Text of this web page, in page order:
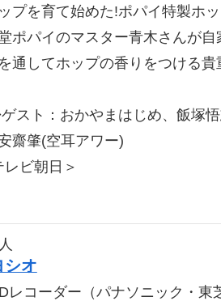
プを育て始めた!ポパイ特製ホ
ポパイのマスター青木さんが
通してホップの香りをつける
ト：おかやまはじめ、飯塚
齋肇(空耳アワー)
ビ朝日＞
シオ
レコーダー（パナソニック・